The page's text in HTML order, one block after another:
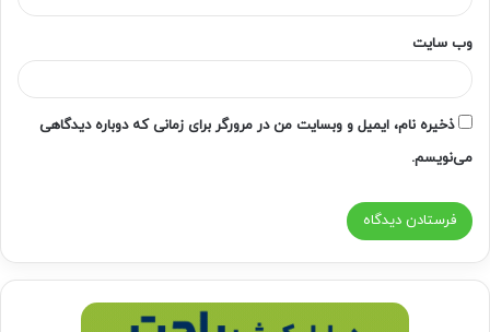
وب‌ سایت
ذخیره نام، ایمیل و وبسایت من در مرورگر برای زمانی که دوباره دیدگاهی
می‌نویسم.